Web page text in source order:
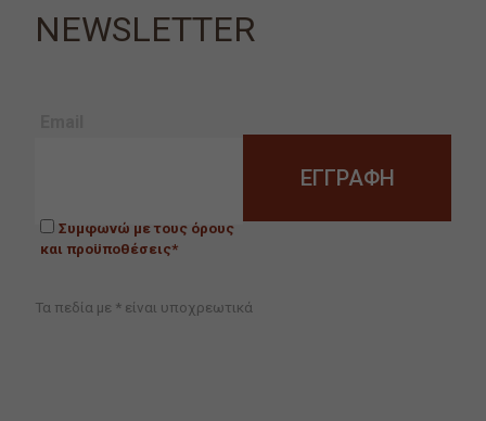
NEWSLETTER
Συμφωνώ με τους όρους
και προϋποθέσεις*
Τα πεδία με * είναι υποχρεωτικά